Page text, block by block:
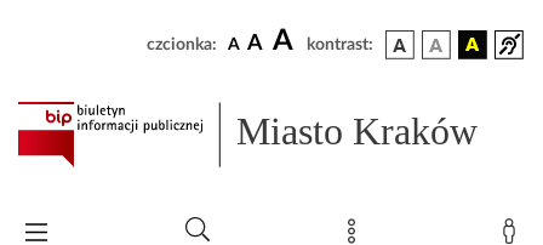
czcionka: A A A kontrast:
Miasto Kraków